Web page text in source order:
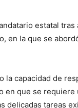
estatal
en la que se
la capacidad de
en que se
delicadas tareas